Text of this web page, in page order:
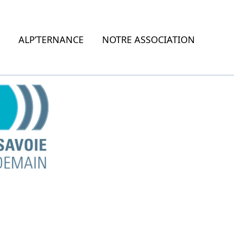
ALP’TERNANCE NOTRE ASSOCIATION